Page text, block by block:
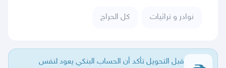
نوادر و تراثيات كل الحراج
قبل التحويل تأكد أن الحساب البنكي يعود لنفس